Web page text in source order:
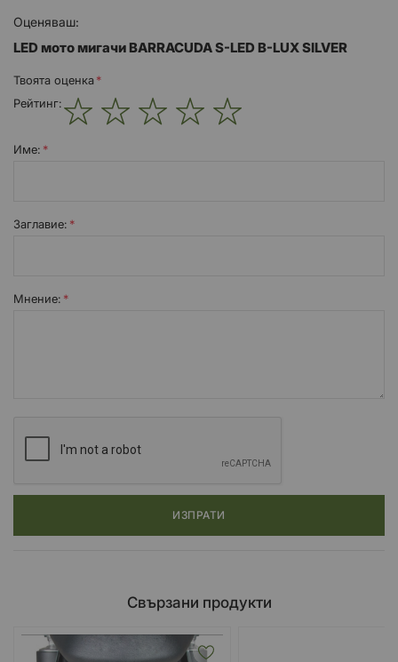
S-LED B-LUX се продават в комплект по два броя.
Оценяваш:
LED мото мигачи BARRACUDA S-LED B-LUX SILVER
Твоята оценка
Рейтинг:
Име:
Заглавиe:
Мнение:
ИЗПРАТИ
Свързани продукти